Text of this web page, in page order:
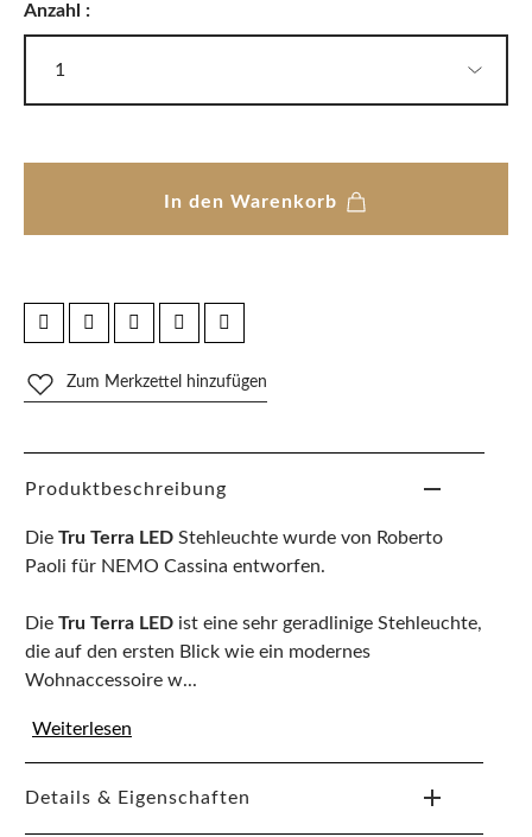
Anzahl :
In den Warenkorb
Zum Merkzettel hinzufügen
Produktbeschreibung
Die Tru Terra LED Stehleuchte wurde von Roberto
Paoli für NEMO Cassina entworfen.
Die Tru Terra LED ist eine sehr geradlinige Stehleuchte,
die auf den ersten Blick wie ein modernes
Wohnaccessoire w...
Weiterlesen
Details & Eigenschaften